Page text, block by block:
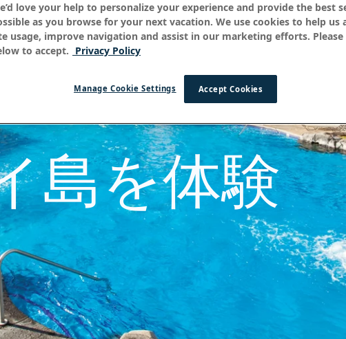
島を体験
love your help to personalize your experience and provide the best
as you browse for your next vacation. We use cookies to help us
usage, improve navigation and assist in our marketing efforts. Please
to accept. Privacy Policy
Accept Cookies
Manage Cookie Settings